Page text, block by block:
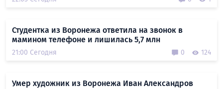
Студентка из Воронежа ответила на звонок в
мамином телефоне и лишилась 5,7 млн
21:00 Сегодня 0 124
Умер художник из Воронежа Иван Александров